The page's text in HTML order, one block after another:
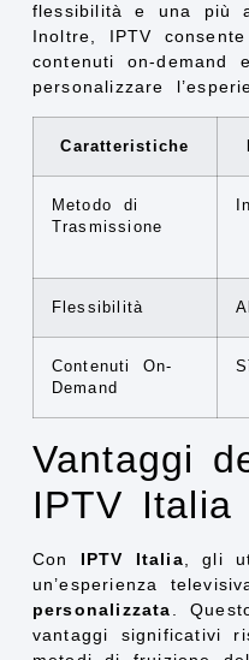
flessibilità e una più
Inoltre, IPTV
contenuti on-demand
personalizzare
Caratteristiche
Metodo di
Trasmissione
Flessibilità
Contenuti On-
Demand
Vantaggi
IPTV Italia
Con IPTV Italia, gli
un’esperienza
personalizzata.
vantaggi significativi